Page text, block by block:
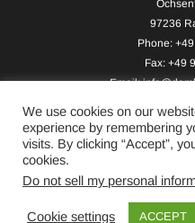
97236
Phone:
Fax: +49
Email:
Copyright © 2026 Hotel-
We use cookies on our
experience by remembering
visits. By clicking “Accept”,
cookies.
Do not sell my personal
Cookie settings ACCEPT